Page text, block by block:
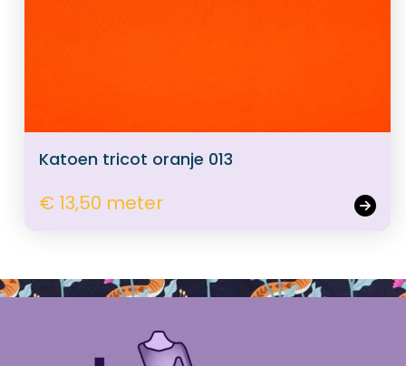
Katoen tricot oranje 013
€ 13,50 meter